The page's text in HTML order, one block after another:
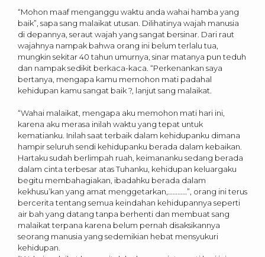
“Mohon maaf menganggu waktu anda wahai hamba yang
baik”, sapa sang malaikat utusan. Dilihatinya wajah manusia
di depannya, seraut wajah yang sangat bersinar. Dari raut
wajahnya nampak bahwa orang ini belum terlalu tua,
mungkin sekitar 40 tahun umurnya, sinar matanya pun teduh
dan nampak sedikit berkaca-kaca. “Perkenankan saya
bertanya, mengapa kamu memohon mati padahal
kehidupan kamu sangat baik ?, lanjut sang malaikat.
“Wahai malaikat, mengapa aku memohon mati hari ini,
karena aku merasa inilah waktu yang tepat untuk
kematianku. Inilah saat terbaik dalam kehidupanku dimana
hampir seluruh sendi kehidupanku berada dalam kebaikan.
Hartaku sudah berlimpah ruah, keimananku sedang berada
dalam cinta terbesar atas Tuhanku, kehidupan keluargaku
begitu membahagiakan, ibadahku berada dalam
kekhusu’kan yang amat menggetarkan,…………”, orang ini terus
bercerita tentang semua keindahan kehidupannya seperti
air bah yang datang tanpa berhenti dan membuat sang
malaikat terpana karena belum pernah disaksikannya
seorang manusia yang sedemikian hebat mensyukuri
kehidupan.